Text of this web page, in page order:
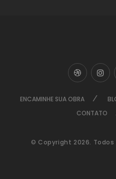
ENCAMINHE SUA OBRA
CONTATO
© Copyright 2026.